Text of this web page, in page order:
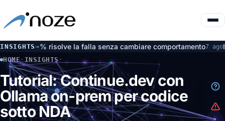
INSIGHTS→
risolve la falla senza cambiare comportamento7 agoIncidente
HOME·INSIGHTS ·
TUTORIAL: CONTINUE.DEV CON OLLAMA ON-PREM PER CODICE
Tutorial: Continue.dev con
Ollama on-prem per codice
sotto NDA